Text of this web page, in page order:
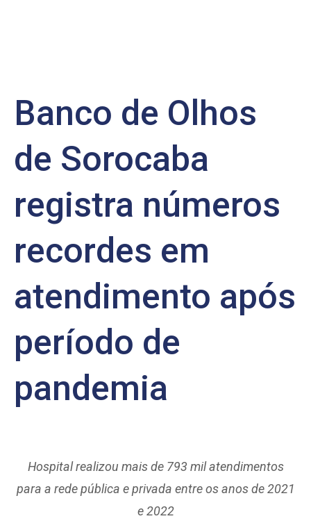
Banco de Olhos
de Sorocaba
registra números
recordes em
atendimento após
período de
pandemia
Hospital realizou mais de 793 mil atendimentos
para a rede pública e privada entre os anos de 2021
e 2022